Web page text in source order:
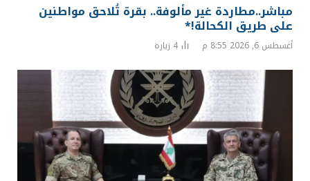
مباشر..مطاردة غير مألوفة.. بقرة تُلاحق مواطنين
على طريق الكحالة!*
أغسطس 6, 2026 8:55 م 4 زيارة